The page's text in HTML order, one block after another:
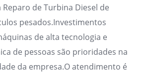
Reparo de Turbina Diesel de
pesados.Investimentos
de alta tecnologia e
de pessoas são prioridades na
da empresa.O atendimento é